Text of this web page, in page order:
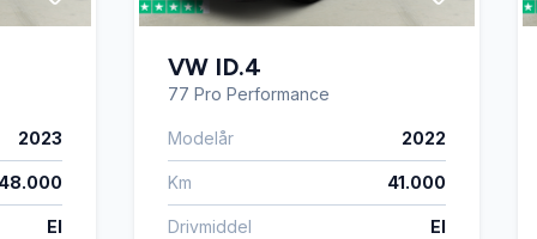
2023
El
VW ID.4
77 Pro Performance
Modelår 2022
Km 41.000
Drivmiddel El